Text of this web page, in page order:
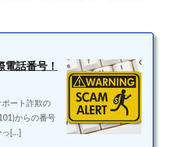
話番号！
ート詐欺の
からの番号
[…]